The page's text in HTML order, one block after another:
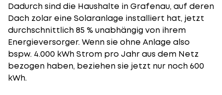
Dadurch sind die Haushalte in Grafenau, auf deren
Dach zolar eine Solaranlage installiert hat, jetzt
durchschnittlich 85 % unabhängig von ihrem
Energieversorger. Wenn sie ohne Anlage also
bspw. 4.000 kWh Strom pro Jahr aus dem Netz
bezogen haben, beziehen sie jetzt nur noch 600
kWh.